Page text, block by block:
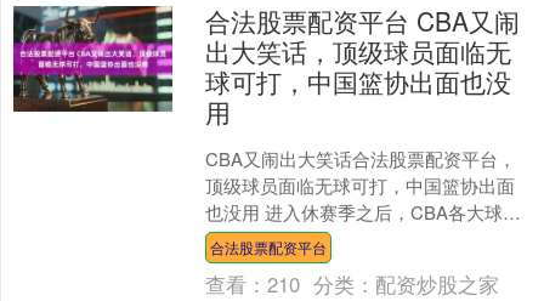
合法股票配资平台 CBA又闹
出大笑话，顶级球员面临无
球可打，中国篮协出面也没
用
CBA又闹出大笑话合法股票配资平台，
顶级球员面临无球可打，中国篮协出面
也没用 进入休赛季之后，CBA各大球队
的动作还是非常大的，无论是外援的引
进还是本土球员的变....
合法股票配资平台
查看：210 分类： 配资炒股之家